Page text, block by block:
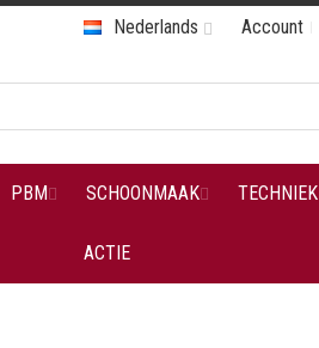
Account
Nederlands
PBM SCHOONMAAK TECHNIEK
ACTIE